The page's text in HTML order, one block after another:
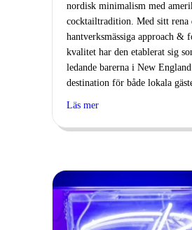
nordisk minimalism med
cocktailtradition. Med sitt rena
hantverksmässiga approach &
kvalitet har den etablerat sig
ledande barerna i New
destination för både lokala
Läs mer